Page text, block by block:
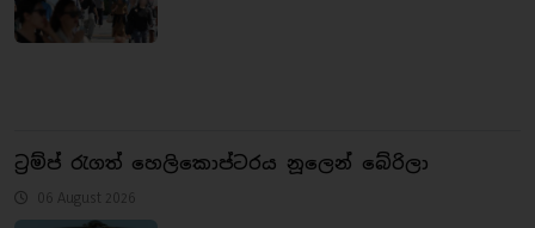
ට්‍රම්ප් රැගත් හෙලිකොප්ටරය නූලෙන් බේරිලා
06 August 2026